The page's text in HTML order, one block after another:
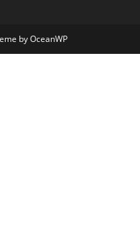
by OceanWP